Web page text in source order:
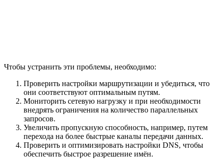
Чтобы устранить эти проблемы, необходимо:
Проверить настройки маршрутизации и убедиться, что
они соответствуют оптимальным путям.
Мониторить сетевую нагрузку и при необходимости
внедрять ограничения на количество параллельных
запросов.
Увеличить пропускную способность, например, путем
перехода на более быстрые каналы передачи данных.
Проверить и оптимизировать настройки DNS, чтобы
обеспечить быстрое разрешение имён.